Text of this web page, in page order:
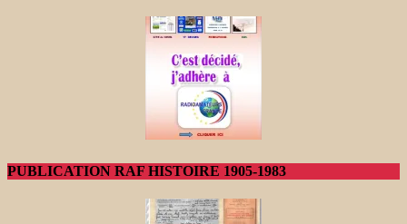
PUBLICATION RAF HISTOIRE 1905-1983